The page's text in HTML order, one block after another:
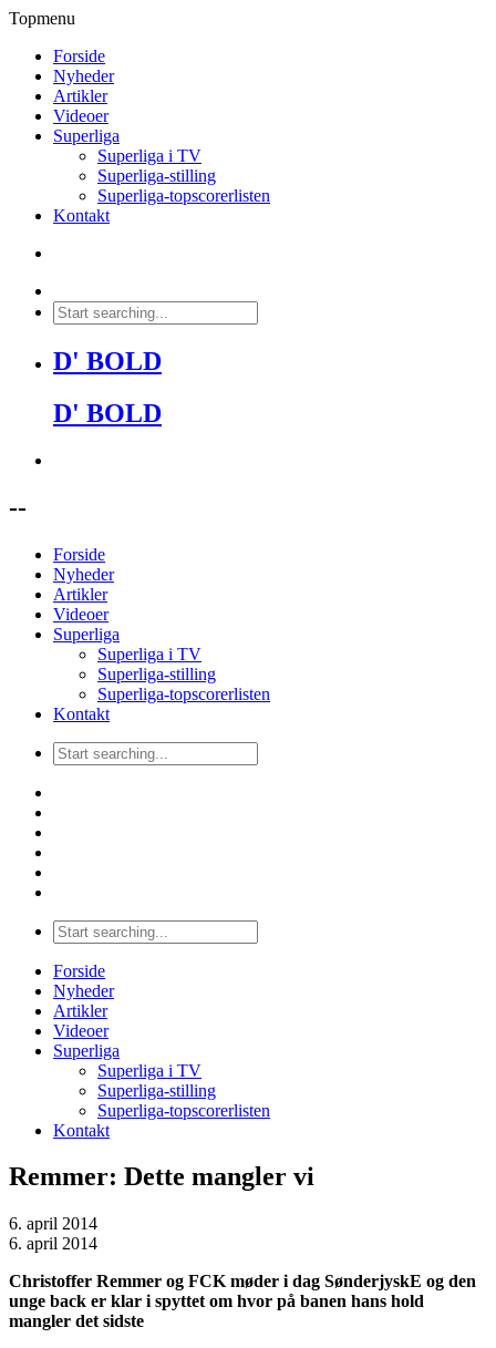
Topmenu
Forside
Nyheder
Artikler
Videoer
Superliga
Superliga i TV
Superliga-stilling
Superliga-topscorerlisten
Kontakt
D' BOLD
D' BOLD
--
Forside
Nyheder
Artikler
Videoer
Superliga
Superliga i TV
Superliga-stilling
Superliga-topscorerlisten
Kontakt
Forside
Nyheder
Artikler
Videoer
Superliga
Superliga i TV
Superliga-stilling
Superliga-topscorerlisten
Kontakt
Remmer: Dette mangler vi
6. april 2014
6. april 2014
Christoffer Remmer og FCK møder i dag SønderjyskE og den
unge back er klar i spyttet om hvor på banen hans hold
mangler det sidste